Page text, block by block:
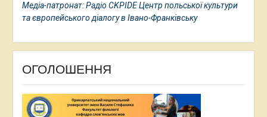
Медіа-патронат: Радіо CKPIDE Центр польської культури
та європейського діалогу в Івано-Франківську
ОГОЛОШЕННЯ